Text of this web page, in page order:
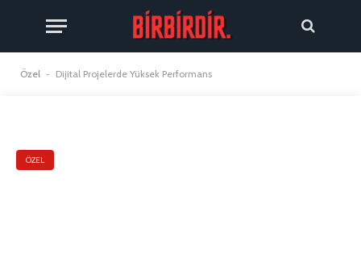
Özel - Dijital Projelerde Yüksek Performans
ÖZEL